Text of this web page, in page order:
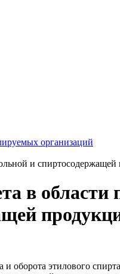
организаций
и
в области
оборота этилового